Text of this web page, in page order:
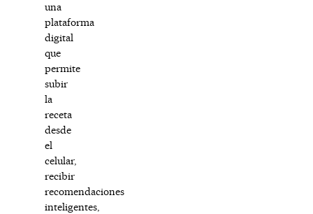
una
plataforma
digital
que
permite
subir
la
receta
desde
el
celular,
recibir
recomendaciones
inteligentes,